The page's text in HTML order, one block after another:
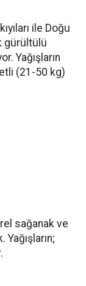
ile Doğu
gürültülü
Yağışların
(21-50 kg)
sağanak ve